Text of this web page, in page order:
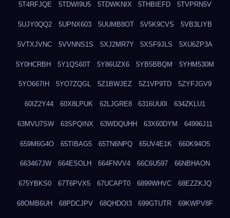
5T4RFJQE 5TDWI9U5 5TDWKNIX 5THBIEFD 5TVPRN5V
5UJY0QQ2 5UPNX603 5UUMB8OT 5V5K9CVS 5VB3LIYB
5VTXJVNC 5VVNNS1S 5XJ2MR7Y 5XSF9JLS 5XU6ZP3A
5Y0HCRBH 5Y1QS60T 5Y86UZX6 5YB5BBQM 5YHM530M
5YO667IH 5YO7ZQGL 5Z1BWJEZ 5Z1VP9TD 5ZYFJGV9
60IZ2Y44 60X8LPUK 62LJGRE8 6316UU0I 634ZKLU1
63MVU7SW 63SPQINX 63WDQUHH 63X60DYM 64996J11
659M6G4O 65TIBAG5 65TN6NPQ 65UV4E1K 660K94O5
663467JW 664ESOLH 664FNVV4 66C6U597 66NBHAON
675YBKS0 67T6PVX5 67UCAPT0 6899WHVC 68EZZKJQ
68OMB6UH 68PDCJPV 68QHDOI3 699GTUTR 69KWPV8F